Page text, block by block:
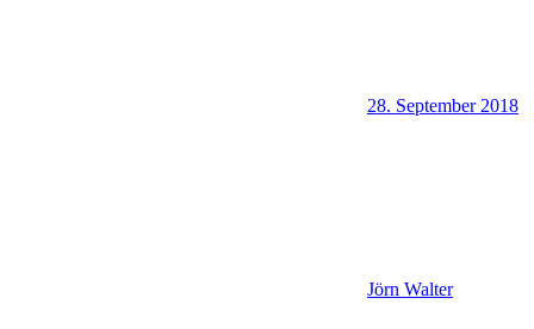
28. September 2018
Jörn Walter